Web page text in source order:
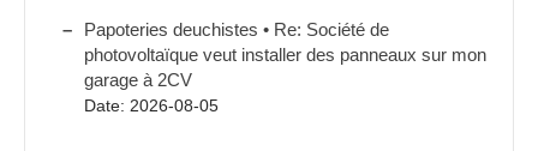
Papoteries deuchistes • Re: Société de
photovoltaïque veut installer des panneaux sur mon
garage à 2CV
Date: 2026-08-05